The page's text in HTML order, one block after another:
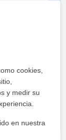
privacidad
cookies,
y medir su
en nuestra